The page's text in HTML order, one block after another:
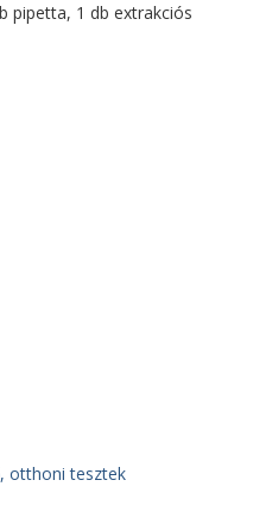
pipetta, 1 db extrakciós
otthoni tesztek